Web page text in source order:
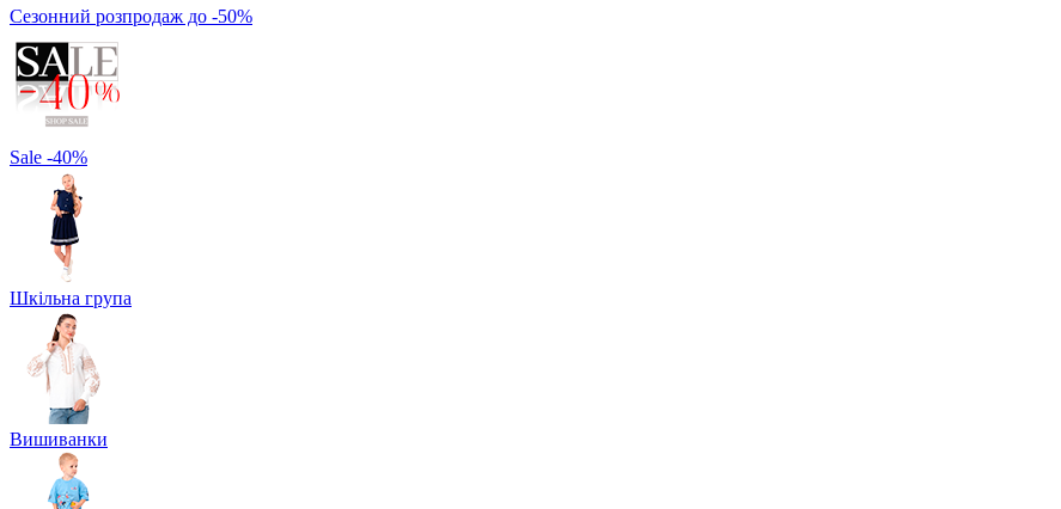
Сезонний розпродаж до -50%
Sale -40%
Шкільна група
Вишиванки